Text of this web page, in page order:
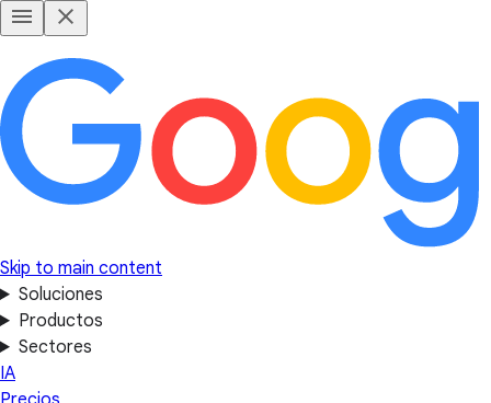
Skip to main content
Soluciones
Productos
Sectores
IA